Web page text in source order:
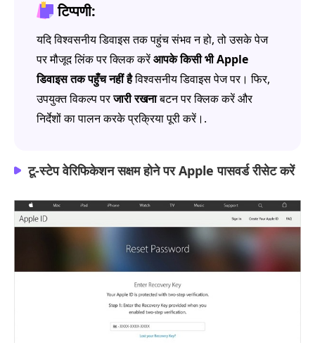
टिप्पणी:
यदि विश्वसनीय डिवाइस तक पहुंच संभव न हो, तो उसके पेज
पर मौजूद लिंक पर क्लिक करेंआपके किसी भी Apple
डिवाइस तक पहुँच नहीं हैविश्वसनीय डिवाइस पेज पर। फिर,
उपयुक्त विकल्प परजारी रखनाबटन पर क्लिक करें और
निर्देशों का पालन करके प्रक्रिया पूरी करें।.
टू‑स्टेप वेरिफिकेशन सक्षम होने पर Apple पासवर्ड रीसेट करें